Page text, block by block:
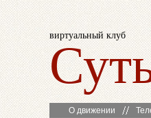
виртуальный клуб
О движении